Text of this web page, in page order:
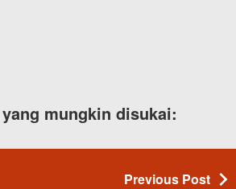
mungkin disukai:
Previous Post